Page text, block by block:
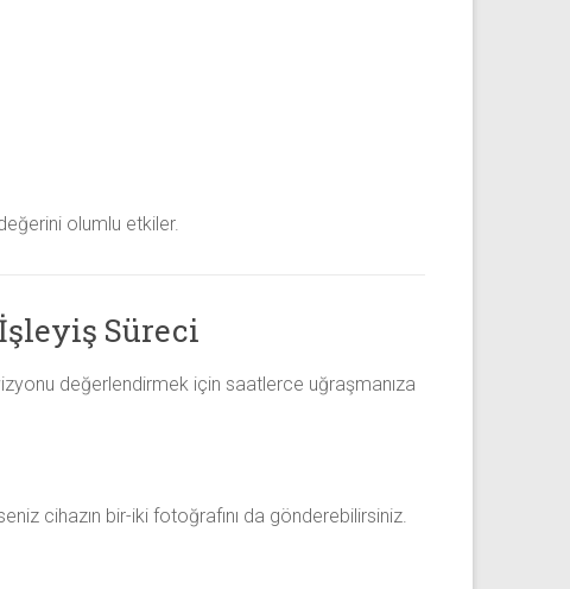
olumlu etkiler.
İşleyiş Süreci
değerlendirmek için saatlerce uğraşmanıza
cihazın bir-iki fotoğrafını da gönderebilirsiniz.